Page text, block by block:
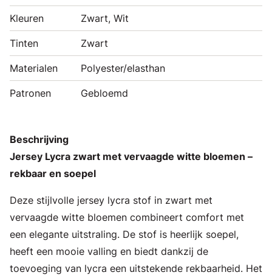
Kleuren Zwart, Wit
Tinten Zwart
Materialen Polyester/elasthan
Patronen Gebloemd
Beschrijving
Jersey Lycra zwart met vervaagde witte bloemen –
rekbaar en soepel
Deze stijlvolle jersey lycra stof in zwart met
vervaagde witte bloemen combineert comfort met
een elegante uitstraling. De stof is heerlijk soepel,
heeft een mooie valling en biedt dankzij de
toevoeging van lycra een uitstekende rekbaarheid. Het